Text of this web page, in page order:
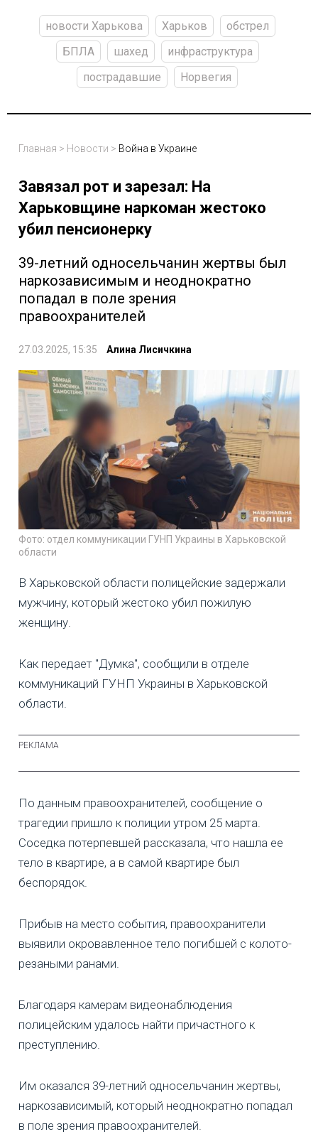
новости Харькова Харьков
обстрел
БПЛА
шахед
инфраструктура
пострадавшие
Норвегия
Главная > Новости > Война в Украине
Завязал рот и зарезал: На
Харьковщине наркоман жестоко
убил пенсионерку
39-летний односельчанин жертвы был
наркозависимым и неоднократно
попадал в поле зрения
правоохранителей
27.03.2025, 15:35 Алина Лисичкина
Фото: отдел коммуникации ГУНП Украины в Харьковской
области
В Харьковской области полицейские задержали
мужчину, который жестоко убил пожилую
женщину.
Как передает "Думка", сообщили в отделе
коммуникаций ГУНП Украины в Харьковской
области.
По данным правоохранителей, сообщение о
трагедии пришло к полиции утром 25 марта.
Соседка потерпевшей рассказала, что нашла ее
тело в квартире, а в самой квартире был
беспорядок.
Прибыв на место события, правоохранители
выявили окровавленное тело погибшей с колото-
резаными ранами.
Благодаря камерам видеонаблюдения
полицейским удалось найти причастного к
преступлению.
Им оказался 39-летний односельчанин жертвы,
наркозависимый, который неоднократно попадал
в поле зрения правоохранителей.